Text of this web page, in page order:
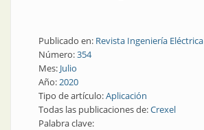
Publicado en: Revista Ingeniería Eléctrica
Número:354
Mes: Julio
Año:2020
Tipo de artículo:Aplicación
Todas las publicaciones de:Crexel
Palabra clave: